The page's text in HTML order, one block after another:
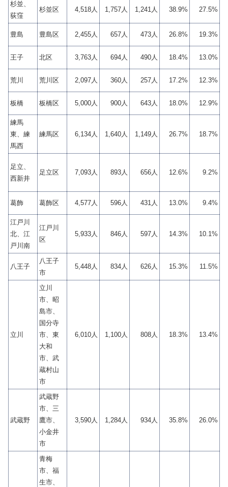
杉並、
荻窪
杉並区 4,518人 1,757人 1,241人 38.9% 27.5%
豊島 豊島区 2,455人 657人 473人 26.8% 19.3%
王子 北区 3,763人 694人 490人 18.4% 13.0%
荒川 荒川区 2,097人 360人 257人 17.2% 12.3%
板橋 板橋区 5,000人 900人 643人 18.0% 12.9%
練馬
東、練
馬西
練馬区 6,134人 1,640人 1,149人 26.7% 18.7%
足立、
西新井
足立区 7,093人 893人 656人 12.6% 9.2%
葛飾 葛飾区 4,577人 596人 431人 13.0% 9.4%
江戸川
北、江
戸川南
江戸川
区
5,933人 846人 597人 14.3% 10.1%
八王子
八王子
市
5,448人 834人 626人 15.3% 11.5%
立川
立川
市、昭
島市、
国分寺
市、東
大和
市、武
蔵村山
市
6,010人 1,100人 808人 18.3% 13.4%
武蔵野
武蔵野
市、三
鷹市、
小金井
市
3,590人 1,284人 934人 35.8% 26.0%
青梅
市、福
生市、